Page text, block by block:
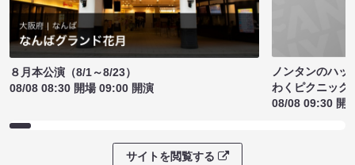
８月本公演（8/1～8/23）
08/08 08:30 開場 09:00 開演
ノンタンのハッ
わくピクニック
08/08 09:30 開
サイトを閲覧する